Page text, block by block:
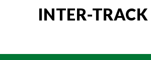
INTER-TRACK